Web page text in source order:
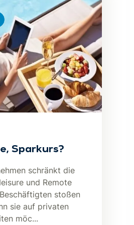
Sparkurs?
schränkt die
und Remote
stoßen
sie auf privaten
möc...